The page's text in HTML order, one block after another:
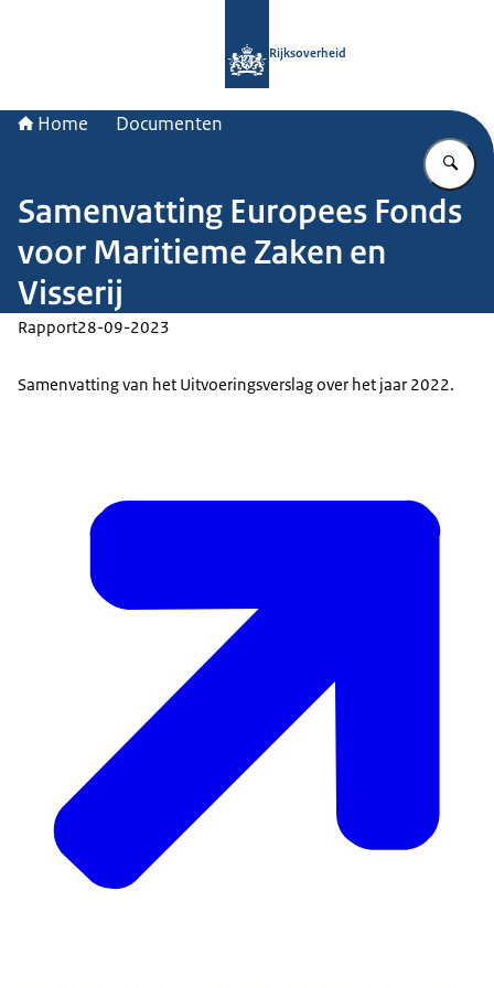
Rijksoverheid
Home Documenten
Samenvatting Europees Fonds
voor Maritieme Zaken en
Visserij
Rapport28-09-2023
Samenvatting van het Uitvoeringsverslag over het jaar 2022.